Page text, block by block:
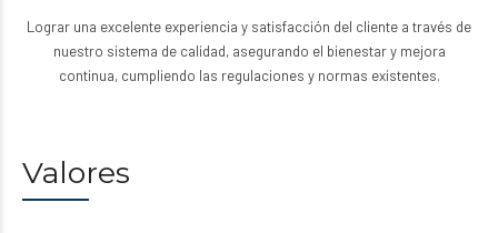
Lograr una excelente experiencia y satisfacción del cliente a través de
nuestro sistema de calidad, asegurando el bienestar y mejora
continua, cumpliendo las regulaciones y normas existentes.
Valores